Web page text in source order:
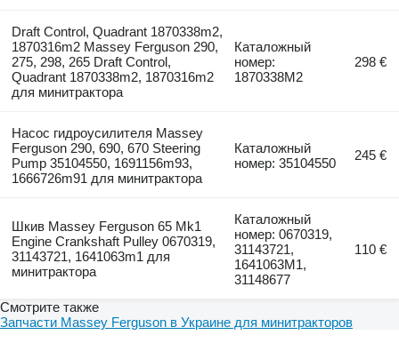
Draft Control, Quadrant 1870338m2,
1870316m2 Massey Ferguson 290,
275, 298, 265 Draft Control,
Quadrant 1870338m2, 1870316m2
для минитрактора
Каталожный
номер:
1870338M2
298 €
Насос гидроусилителя Massey
Ferguson 290, 690, 670 Steering
Pump 35104550, 1691156m93,
1666726m91 для минитрактора
Каталожный
номер: 35104550
245 €
Шкив Massey Ferguson 65 Mk1
Engine Crankshaft Pulley 0670319,
31143721, 1641063m1 для
минитрактора
Каталожный
номер: 0670319,
31143721,
1641063M1,
31148677
110 €
Смотрите также
Запчасти Massey Ferguson в Украине для минитракторов